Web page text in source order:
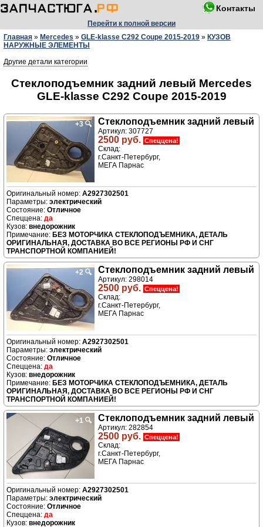
Контакты
Перейти к полной версии
Главная » Mercedes » GLE-klasse C292 Coupe 2015-2019 » КУЗОВ
НАРУЖНЫЕ ЭЛЕМЕНТЫ
Другие детали категории
Стеклоподъемник задний левый Mercedes
GLE-klasse C292 Coupe 2015-2019
+3 🔍 Стеклоподъемник задний левый
Артикул: 307727
2500 руб. Спеццена!
Склад:
г.Санкт-Петербург,
МЕГА Парнас
A2927302501
электрический
Отличное
да
внедорожник
БЕЗ МОТОРЧИКА СТЕКЛОПОДЪЕМНИКА, ДЕТАЛЬ
ОРИГИНАЛЬНАЯ, ДОСТАВКА ВО ВСЕ РЕГИОНЫ РФ И СНГ
ТРАНСПОРТНОЙ КОМПАНИЕЙ!
+2 🔍 Стеклоподъемник задний левый
Артикул: 298014
2500 руб. Спеццена!
Склад:
г.Санкт-Петербург,
МЕГА Парнас
A2927302501
электрический
Отличное
да
внедорожник
БЕЗ МОТОРЧИКА СТЕКЛОПОДЪЕМНИКА, ДЕТАЛЬ
ОРИГИНАЛЬНАЯ, ДОСТАВКА ВО ВСЕ РЕГИОНЫ РФ И СНГ
ТРАНСПОРТНОЙ КОМПАНИЕЙ!
+1 🔍 Стеклоподъемник задний левый
Артикул: 282854
2500 руб. Спеццена!
Склад:
г.Санкт-Петербург,
МЕГА Парнас
A2927302501
электрический
Отличное
да
внедорожник